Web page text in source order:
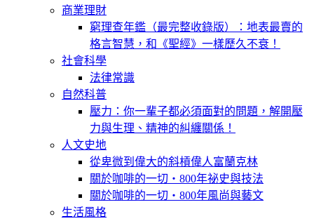
商業理財
窮理查年鑑（最完整收錄版）：地表最賣的
格言智慧，和《聖經》一樣歷久不衰！
社會科學
法律常識
自然科普
壓力：你一輩子都必須面對的問題，解開壓
力與生理、精神的糾纏關係！
人文史地
從卑微到偉大的斜槓偉人富蘭克林
關於咖啡的一切‧800年祕史與技法
關於咖啡的一切‧800年風尚與藝文
生活風格